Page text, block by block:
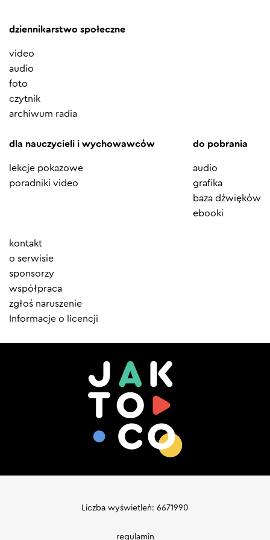
dziennikarstwo społeczne
video
audio
foto
czytnik
archiwum radia
dla nauczycieli i wychowawców
lekcje pokazowe
poradniki video
do pobrania
audio
grafika
baza dźwięków
ebooki
Element
menu
kontakt
o serwisie
sponsorzy
współpraca
zgłoś naruszenie
Informacje o licencji
Liczba wyświetleń: 6671990
regulamin